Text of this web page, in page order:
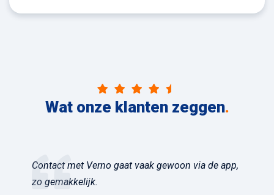
Wat onze klanten zeggen.
Contact met Verno gaat vaak gewoon via de app,
zo gemakkelijk.